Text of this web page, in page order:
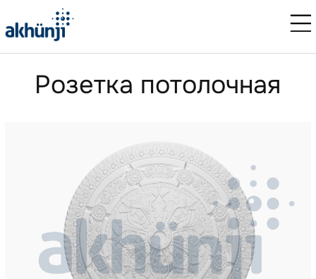
Розетка потолочная